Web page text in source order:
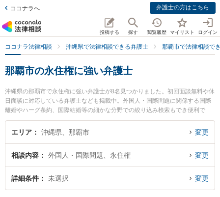
ココナラへ 弁護士の方はこちら
投稿する 探す 閲覧履歴 マイリスト ログイン
ココナラ法律相談 沖縄県で法律相談できる弁護士 那覇市で法律相談で
那覇市の永住権に強い弁護士
沖縄県の那覇市で永住権に強い弁護士が8名見つかりました。初回面談無料や休
日面談に対応している弁護士なども掲載中。外国人・国際問題に関係する国際
離婚やハーグ条約、国際結婚等の細かな分野での絞り込み検索もでき便利で
す。特にアビリス法律事務所の上間 貞史弁護士や弁護士法人ACLOGOSの真栄
里 嘉邦弁護士、岡野法律事務所 那覇支店の安本 良太弁護士のプロフィール情
決の実績豊富な近くの弁護士を検索したい』『初回相談無料で永住権を法律相
談できる那覇市内の弁護士に相談予約したい』などでお困りの相談者さんにお
すすめです。
エリア 沖縄県、那覇市 変更
相談内容 外国人・国際問題、永住権 変更
詳細条件 未選択 変更